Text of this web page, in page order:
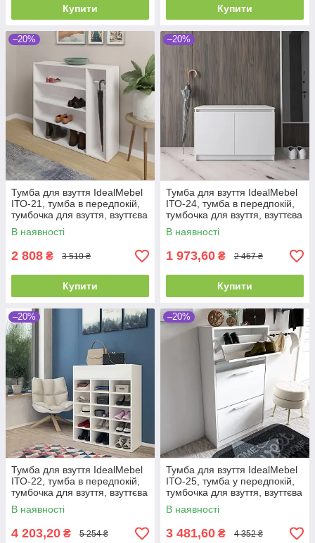
Купити Купити
–20%
Тумба для взуття IdealMebel
ІТО-21, тумба в передпокій,
тумбочка для взуття, взуттєва
тумба
В наявності
2 808 ₴ 3 510 ₴
Купити
–20%
Тумба для взуття IdealMebel
ІТО-24, тумба в передпокій,
тумбочка для взуття, взуттєва
тумба
В наявності
1 973,60 ₴ 2 467 ₴
Купити
–20%
Тумба для взуття IdealMebel
ІТО-22, тумба в передпокій,
тумбочка для взуття, взуттєва
тумба
В наявності
4 203,20 ₴ 5 254 ₴
–20%
Тумба для взуття IdealMebel
ІТО-25, тумба у передпокій,
тумбочка для взуття, взуттєва
тумба
В наявності
3 481,60 ₴ 4 352 ₴